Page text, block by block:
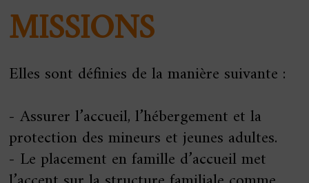
MISSIONS
Elles sont définies de la manière suivante :
- Assurer l’accueil, l’hébergement et la
protection des mineurs et jeunes adultes.
- Le placement en famille d’accueil met